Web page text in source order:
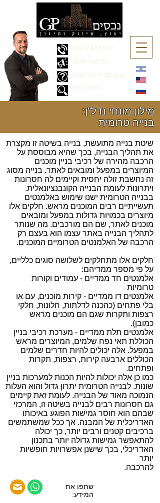
054-7488803
כמה הבית שלי שווה
פרסמו אצלנו
חיפוש נכס
מילון מונחי נדל"ן:
בנייה טרומית
שיטת בנייה מתועשת, בנייה בשיטה זו מקצרת
את תהליך הבנייה, בכך שהיא מבוססת על
הרכבה מהירה של רכיבי בניין מוכנים
המיוצרים במפעל ומובאים לאתר. בנייה מסוג
זה נחשבת זולה יחסית וקיימים לה חסרונות
ויתרונות לעומת הבנייה הקונבנציונאלית.
בבנייה הטרומית ישנו שימוש באלמנטים
תעשייתיים רבים המוכנים מראש. חלקים אלו
מיוצרים בכמויות גדולות במפעל ומובאים
מוכנים לאתר, שם הם מורכבים. מה שנותר
לתהליך הבנייה באתר עצמו הוא בעצם רק
הרכבה של האלמנטים הטרומיים המוכנים.
חלקים אלו מתחלקים לשלושה סוגים כלליים,
על פי מספר ממדיהם:
אלמנטים חד ממדיים - עמודים וקורות
טרומיות
אלמנטים דו ממדיים - קירות מוכנים, עם או
בלי פתחים (כהכנה לדלתות, חלונות, חלקי
רצפות ותקרות שגם הם מוכנים מראש
כמובן).
אלמנטים תלת ממדיים - מערכת רכיבי בניין
הכוללת תאי נפח שלמים, המיוצרים מראש
במפעל. אלה יכולים להיות חדרים שלמים
הכוללים ארבעה קירות, רצפות, תקרות
ופתחים.
כמו כן אלה יכולות להיות הכנות למערכות בניין
שונות. לבנייה הטרומית יתרון גדול והוא העלות
הנמוכה מאוד של הבנייה. לעומת זאת קיימים
גם חסרונות רבים לבנייה בשיטה זו, המרכזי
שבהם הוא חוסר גמישות הפוגע באיכותו
האדריכלית של המבנה. אך ככל שמשתמשים
ברכיבים קטנים ורבים יותר, כך יכולה
להתאפשר גמישות גדולה יותר בתכנון
האדריכלי, בכך שישנן אפשרויות חופשיות
יותר
להרכבה.
שתפו את
המידע: